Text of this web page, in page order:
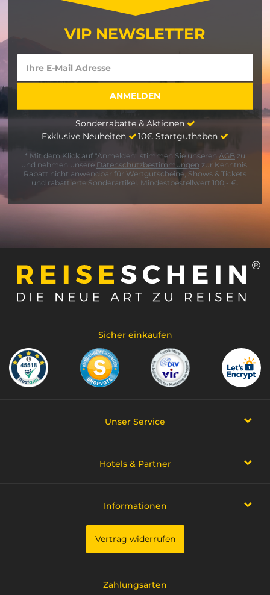
VIP NEWSLETTER
Sonderrabatte & Aktionen
Exklusive Neuheiten
10€ Startguthaben
* Mit dem Klick auf "Anmelden" stimmen Sie unseren AGB zu
und nehmen unsere Datenschutzbestimmungen zur Kenntnis.
Rabatt nicht anwendbar für Wertgutscheine, Shows & Tickets
und rabattierte Sonderartikel. Mindestbestellwert 100,- €.
Sicher einkaufen
Unser Service
Hotels & Partner
Informationen
Vertrag widerrufen
Zahlungsarten